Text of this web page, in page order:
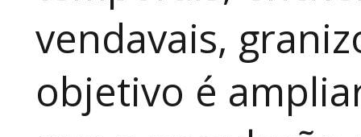
vendavais,
objetivo é